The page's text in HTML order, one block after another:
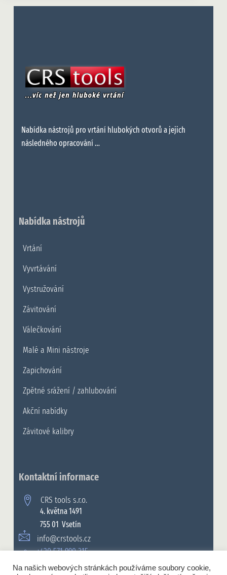
Nabídka nástrojů pro vrtání hlubokých otvorů a jejich
následného opracování …
Nabídka nástrojů
Vrtání
Vyvrtávání
Vystružování
Závitování
Válečkování
Malé a Mini nástroje
Zapichování
Zpětné srážení / zahlubování
Akční nabídky
Závitové kalibry
Kontaktní informace
CRS tools s.r.o.
4. května 1491
755 01 Vsetín
info@crstools.cz
+420 571 990 315
Na našich webových stránkách používáme soubory cookie,